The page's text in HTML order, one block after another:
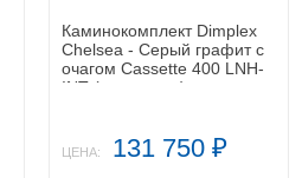
Каминокомплект Dimplex
Chelsea - Серый графит с
очагом Cassette 400 LNH-
INT (с дровами)
ЦЕНА: 131 750 ₽